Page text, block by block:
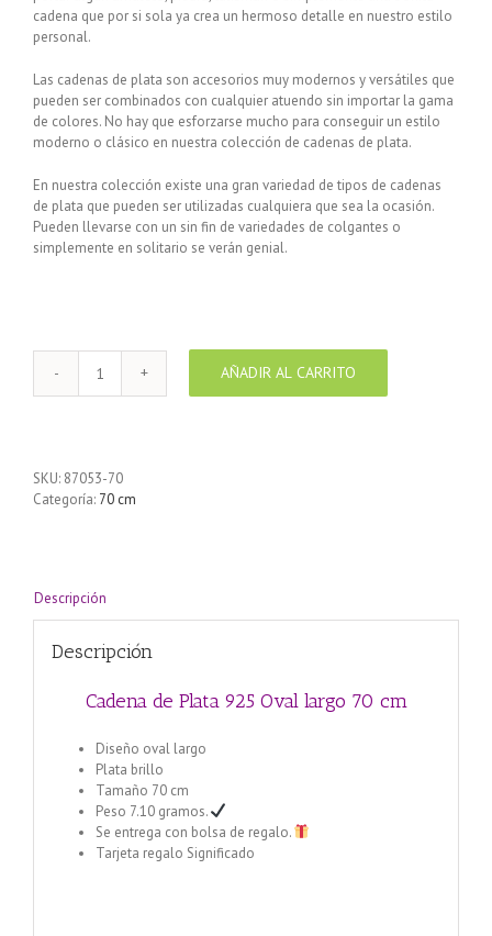
cadena que por si sola ya crea un hermoso detalle en nuestro estilo
personal.
Las cadenas de plata son accesorios muy modernos y versátiles que
pueden ser combinados con cualquier atuendo sin importar la gama
de colores. No hay que esforzarse mucho para conseguir un estilo
moderno o clásico en nuestra colección de cadenas de plata.
En nuestra colección existe una gran variedad de tipos de cadenas
de plata que pueden ser utilizadas cualquiera que sea la ocasión.
Pueden llevarse con un sin fin de variedades de colgantes o
simplemente en solitario se verán genial.
Cadena
de
largo
70
AÑADIR AL CARRITO
SKU: 87053-70
Categoría: 70 cm
Descripción
Descripción
Cadena de Plata 925 Oval largo 70 cm
Diseño oval largo
Plata brillo
Tamaño 70 cm
Peso 7.10 gramos.
Se entrega con bolsa de regalo.
Tarjeta regalo Significado